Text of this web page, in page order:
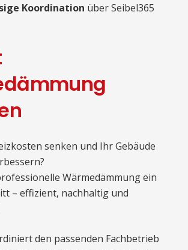
Koordination über Seibel365
senken und Ihr Gebäude
Wärmedämmung ein
– effizient, nachhaltig und
den passenden Fachbetrieb